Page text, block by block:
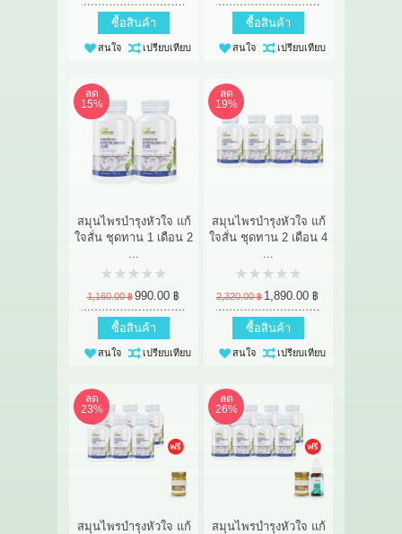
ซื้อสินค้า
สนใจ เปรียบเทียบ
ซื้อสินค้า
สนใจ เปรียบเทียบ
ลด
15%
สมุนไพรบำรุงหัวใจ แก้
ใจสั่น ชุดทาน 1 เดือน 2
1,160.00 ฿ 990.00 ฿
ซื้อสินค้า
สนใจ เปรียบเทียบ
ลด
19%
สมุนไพรบำรุงหัวใจ แก้
ใจสั่น ชุดทาน 2 เดือน 4
2,320.00 ฿ 1,890.00 ฿
ซื้อสินค้า
สนใจ เปรียบเทียบ
ลด
23%
สมุนไพรบำรุงหัวใจ แก้
ลด
26%
สมุนไพรบำรุงหัวใจ แก้